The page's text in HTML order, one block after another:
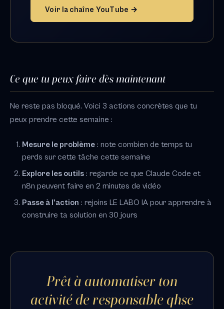
Voir la chaîne YouTube →
Ce que tu peux faire dès maintenant
Ne reste pas bloqué. Voici 3 actions concrètes que tu
peux prendre cette semaine :
Mesure le problème : note combien de temps tu
perds sur cette tâche cette semaine
Explore les outils : regarde ce que Claude Code et
n8n peuvent faire en 2 minutes de vidéo
Passe à l'action : rejoins LE LABO IA pour apprendre à
construire ta solution en 30 jours
Prêt à automatiser ton
activité de responsable qhse